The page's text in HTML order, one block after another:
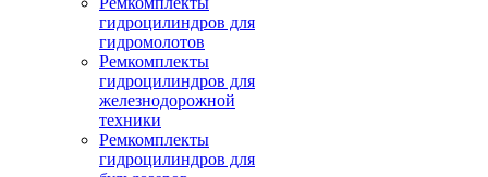
гидроцилиндров для
гидромолотов
Ремкомплекты
гидроцилиндров для
железнодорожной
техники
Ремкомплекты
гидроцилиндров для